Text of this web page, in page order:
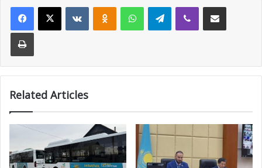
Facebook
X VKontakteOdnoklassniki
WhatsAppTelegramViber Share via Email
Print
Related Articles